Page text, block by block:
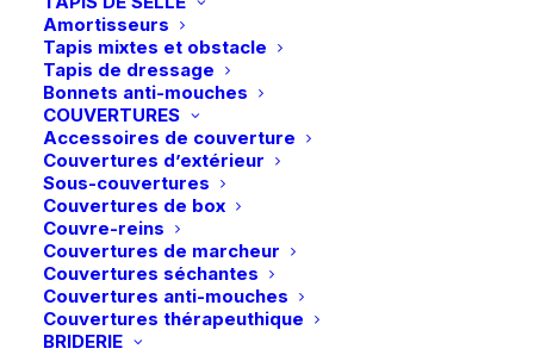
Amortisseurs
Tapis mixtes et obstacle
Tapis de dressage
Bonnets anti-mouches
COUVERTURES
Accessoires de couverture
Couvertures d’extérieur
Sous-couvertures
Couvertures de box
Couvre-reins
Couvertures de marcheur
Couvertures séchantes
Couvertures anti-mouches
Couvertures thérapeuthique
BRIDERIE
Accueil Boutique Sécurité
Samshield | Casque Miss Shield 2.0 Chrome Black – Noir
Samshield | Casque Miss Shield 2.0
Chrome Black – Noir
449,00€
Casque Miss Shield 2.0 – Élégance et Sécurité